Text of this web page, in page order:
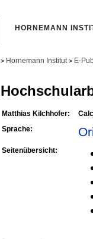
HORNEMANN
> Hornemann Institut > E-
Matthias Kilchhofer:
Sprache:
Seitenübersicht: